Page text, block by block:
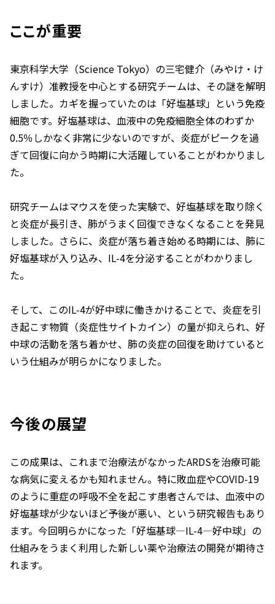
ここが重要
東京科学大学（Science Tokyo）の三宅健介（みやけ・け
んすけ）准教授を中心とする研究チームは、その謎を解明
しました。カギを握っていたのは「好塩基球」という免疫
細胞です。好塩基球は、血液中の免疫細胞全体のわずか
0.5％しかなく非常に少ないのですが、炎症がピークを過
ぎて回復に向かう時期に大活躍していることがわかりまし
た。
研究チームはマウスを使った実験で、好塩基球を取り除く
と炎症が長引き、肺がうまく回復できなくなることを発見
しました。さらに、炎症が落ち着き始める時期には、肺に
好塩基球が入り込み、IL-4を分泌することがわかりまし
た。
そして、このIL-4が好中球に働きかけることで、炎症を引
き起こす物質（炎症性サイトカイン）の量が抑えられ、好
中球の活動を落ち着かせ、肺の炎症の回復を助けていると
いう仕組みが明らかになりました。
今後の展望
この成果は、これまで治療法がなかったARDSを治療可能
な病気に変えるかも知れません。特に敗血症やCOVID-19
のように重症の呼吸不全を起こす患者さんでは、血液中の
好塩基球が少ないほど予後が悪い、という研究報告もあり
ます。今回明らかになった「好塩基球―IL-4―好中球」の
仕組みをうまく利用した新しい薬や治療法の開発が期待さ
れます。